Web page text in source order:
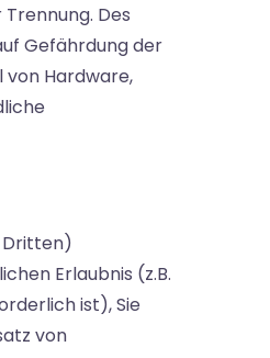
Des
Gefährdung der
Hardware,
Dritten)
Erlaubnis (z.B.
ist), Sie
von